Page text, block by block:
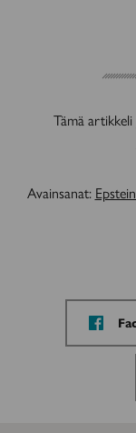
Tämä artikkeli
Avainsanat:
Jaa